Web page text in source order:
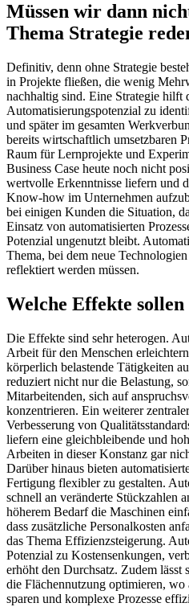
Müssen wir dann
Thema Strategie
Definitiv, denn ohne Strategie
in Projekte fließen, die wenig
nachhaltig sind. Eine Strategie hilft
Automatisierungspotenzial zu
und später im gesamten
bereits wirtschaftlich umsetzbaren
Raum für Lernprojekte und
Business Case heute noch nicht
wertvolle Erkenntnisse liefern und
Know-how im Unternehmen
bei einigen Kunden die Situation,
Einsatz von automatisierten
Potenzial ungenutzt bleibt.
Thema, bei dem neue
reflektiert werden müssen.
Welche Effekte
Die Effekte sind sehr heterogen.
Arbeit für den Menschen
körperlich belastende Tätigkeiten
reduziert nicht nur die Belastung,
Mitarbeitenden, sich auf
konzentrieren. Ein weiterer
Verbesserung von
liefern eine gleichbleibende und
Arbeiten in dieser Konstanz gar
Darüber hinaus bieten
Fertigung flexibler zu gestalten.
schnell an veränderte Stückzahlen
höherem Bedarf die Maschinen
dass zusätzliche Personalkosten
das Thema Effizienzsteigerung.
Potenzial zu Kostensenkungen,
erhöht den Durchsatz. Zudem
die Flächennutzung optimieren, wo
sparen und komplexe Prozesse